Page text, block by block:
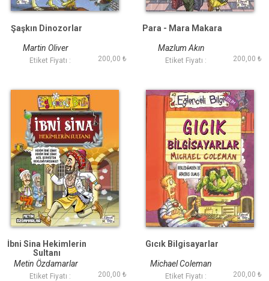
Şaşkın Dinozorlar
Martin Oliver
Etiket Fiyatı : 200,00 ₺
Para - Mara Makara
Mazlum Akın
Etiket Fiyatı : 200,00 ₺
İbni Sina Hekimlerin
Sultanı
Metin Özdamarlar
Etiket Fiyatı : 200,00 ₺
Gıcık Bilgisayarlar
Michael Coleman
Etiket Fiyatı : 200,00 ₺